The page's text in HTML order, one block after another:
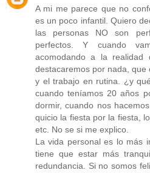
A mi me parece que no
es un poco infantil. Quiero
las personas NO son
perfectos. Y cuando
acomodando a la
destacaremos por nada,
y el trabajo en rutina. ¿y
cuando teníamos 20 años
dormir, cuando nos
quicio la fiesta por la fiesta,
etc. No se si me explico.
La vida personal es lo más
tiene que estar más
redundancia. Si no somos